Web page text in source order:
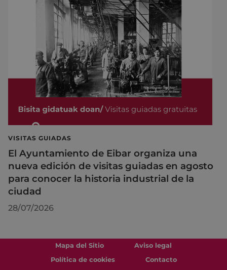
VISITAS GUIADAS
El Ayuntamiento de Eibar organiza una
nueva edición de visitas guiadas en agosto
para conocer la historia industrial de la
ciudad
28/07/2026
Mapa del Sitio
Aviso legal
Política de cookies
Contacto